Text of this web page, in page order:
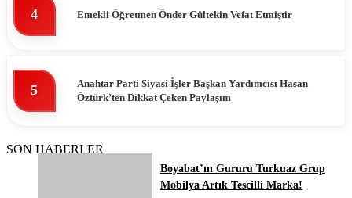
4 Emekli Öğretmen Ônder Gültekin Vefat Etmiştir
5
Anahtar Parti Siyasi İşler Başkan Yardımcısı Hasan
Öztürk’ten Dikkat Çeken Paylaşım
SON HABERLER
Boyabat’ın Gururu Turkuaz Grup
Mobilya Artık Tescilli Marka!